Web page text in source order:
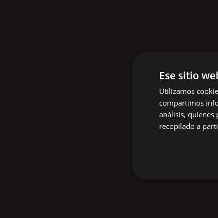
Ese sitio
Utilizamos
compartimos
análisis,
recopilado a